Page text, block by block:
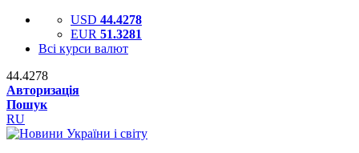
USD 44.4278
EUR 51.3281
Всі курси валют
44.4278
Авторизація
Пошук
RU